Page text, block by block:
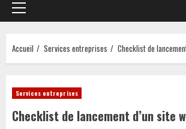
Menu
principal
Accueil Services entreprises Checklist de
Services entreprises
Checklist de lancement d’un site